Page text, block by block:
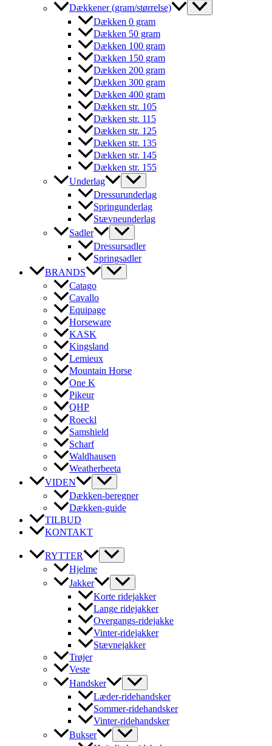
Dækkener (gram/størrelse)
Dækken 0 gram
Dækken 50 gram
Dækken 100 gram
Dækken 150 gram
Dækken 200 gram
Dækken 300 gram
Dækken 400 gram
Dækken str. 105
Dækken str. 115
Dækken str. 125
Dækken str. 135
Dækken str. 145
Dækken str. 155
Underlag
Dressurunderlag
Springunderlag
Stævneunderlag
Sadler
Dressursadler
Springsadler
BRANDS
Catago
Cavallo
Equipage
Horseware
KASK
Kingsland
Lemieux
Mountain Horse
One K
Pikeur
QHP
Roeckl
Samshield
Scharf
Waldhausen
Weatherbeeta
VIDEN
Dækken-beregner
Dækken-guide
TILBUD
KONTAKT
RYTTER
Hjelme
Jakker
Korte ridejakker
Lange ridejakker
Overgangs-ridejakke
Vinter-ridejakker
Stævnejakker
Trøjer
Veste
Handsker
Læder-ridehandsker
Sommer-ridehandsker
Vinter-ridehandsker
Bukser